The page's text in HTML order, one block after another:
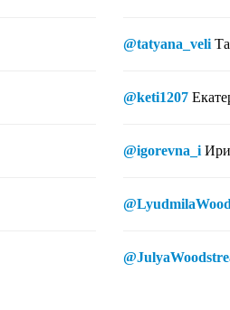
@tatyana_veli
@keti1207
@igorevna_i